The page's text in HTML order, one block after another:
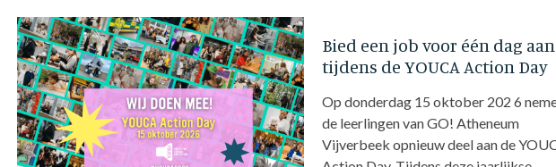
Bied een job voor één dag aan
tijdens de YOUCA Action Day
Op donderdag 15 oktober 202 6
de leerlingen van GO! Atheneum
Vijverbeek opnieuw deel aan de